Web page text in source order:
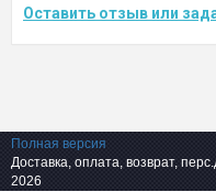
Оставить отзыв или
Полная версия
Доставка, оплата, возврат,
2026